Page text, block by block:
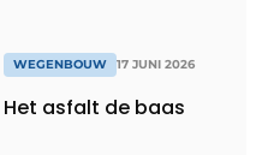
WEGENBOUW 17 JUNI 2026
Het asfalt de baas